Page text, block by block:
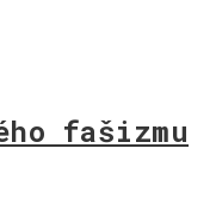
fašizmu